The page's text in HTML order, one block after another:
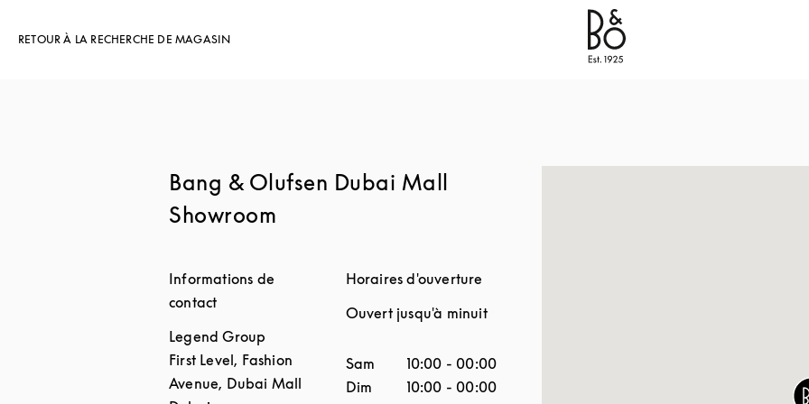
RETOUR À LA RECHERCHE DE MAGASIN
Bang & Olufsen - Exist to Create
Bang & Olufsen Dubai Mall
Showroom
Informations de
contact
Legend Group
First Level, Fashion
Avenue, Dubai Mall
Horaires d'ouverture
Ouvert jusqu'à minuit
Jour de la semaineHoraires d'ouverture
Sam 10:00 - 00:00
Dim
10:00 - 00:00